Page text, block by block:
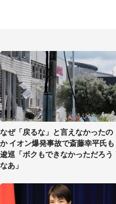
なぜ「戻るな」と言えなかったの
か イオン爆発事故で斎藤幸平氏も
逡巡「ボクもできなかっただろう
なあ」